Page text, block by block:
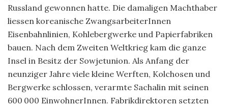
Russland gewonnen hatte. Die damaligen Machthaber
liessen koreanische ZwangsarbeiterInnen
Eisenbahnlinien, Kohlebergwerke und Papierfabriken
bauen. Nach dem Zweiten Weltkrieg kam die ganze
Insel in Besitz der Sowjetunion. Als Anfang der
neunziger Jahre viele kleine Werften, Kolchosen und
Bergwerke schlossen, verarmte Sachalin mit seinen
600 000 EinwohnerInnen. Fabrikdirektoren setzten